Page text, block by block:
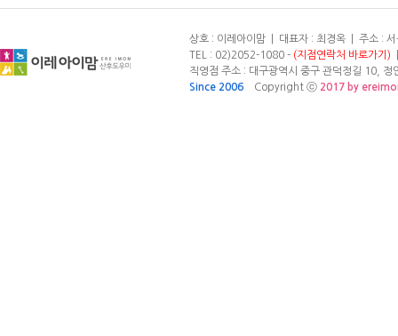
상호 : 이레아이맘 | 대표자 : 최경옥 | 주소 :
TEL : 02)2052-1080 - (지점연락처 바로가기)
직영점 주소 : 대구광역시 중구 관덕정길 10,
Since 2006 Copyright ⓒ 2017 by